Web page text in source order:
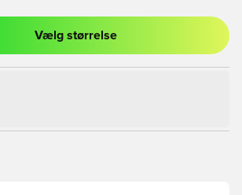
at logge ind eller tilmelde dig som medlem
Vælg størrelse